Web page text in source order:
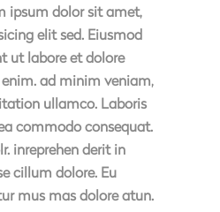
ipsum dolor sit amet,
elit sed. Eiusmod
ut labore et dolore
ad minim veniam,
ullamco. Laboris
commodo consequat.
inreprehen derit in
cillum dolore. Eu
mus mas dolore atun.